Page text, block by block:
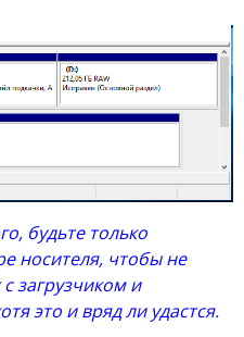
будьте только
носителя, чтобы не
загрузчиком и
это и вряд ли удастся.